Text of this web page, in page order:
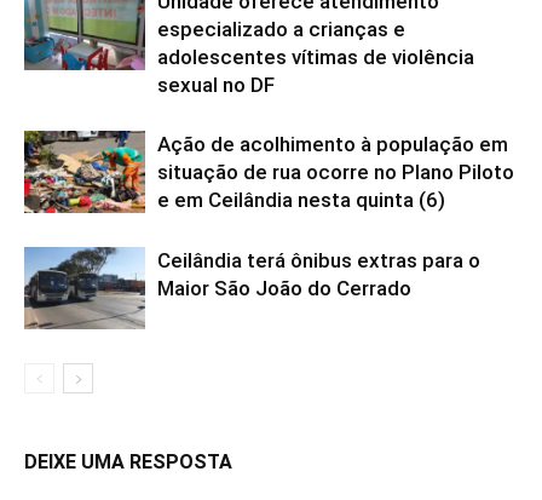
especializado a crianças e
adolescentes vítimas de violência
sexual no DF
Ação de acolhimento à população em
situação de rua ocorre no Plano Piloto
e em Ceilândia nesta quinta (6)
Ceilândia terá ônibus extras para o
Maior São João do Cerrado
DEIXE UMA RESPOSTA